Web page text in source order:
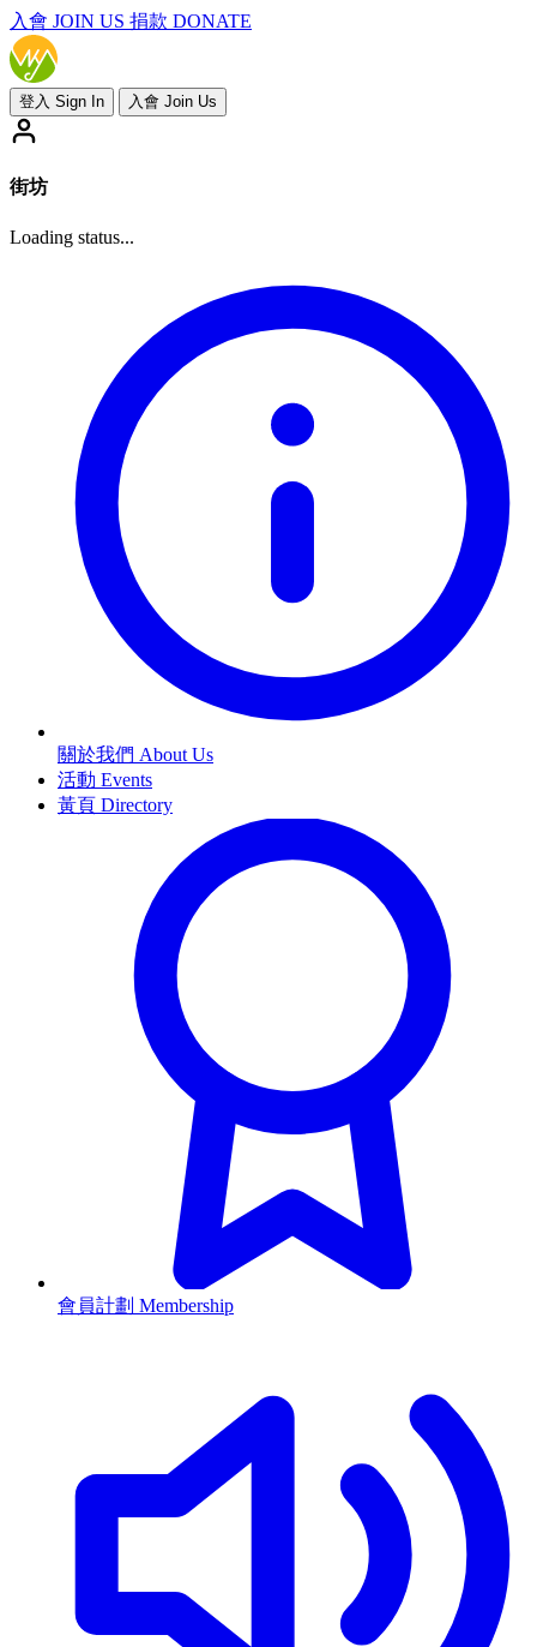
入會 JOIN US 捐款 DONATE
登入 Sign In 入會 Join Us
街坊
Loading status...
關於我們 About Us
活動 Events
黃頁 Directory
會員計劃 Membership